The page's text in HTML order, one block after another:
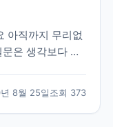
아직까지 무리없
은 생각보다 많
캐나다 입국 심
로 간단히 번역
8월 25일조회 373